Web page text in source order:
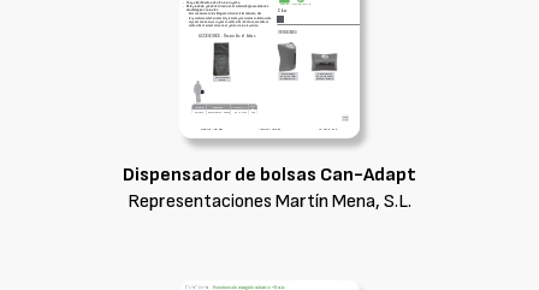
Dispensador de bolsas Can-Adapt
Representaciones Martín Mena, S.L.